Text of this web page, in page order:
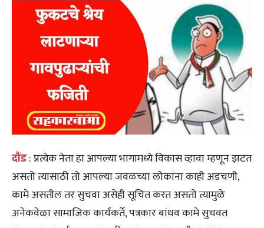
दौंड: प्रत्येक नेता हा आपल्या भागामध्ये विकास व्हावा म्हणून झटत
असतो त्यासाठी तो आपल्या जवळच्या लोकांना काही अडचणी,
कामे असतील तर सुचवा असेही सूचित करत असतो त्यामुळे
अनेकवेळा सामाजिक कार्यकर्ते, पत्रकार बांधव कामे सुचवत